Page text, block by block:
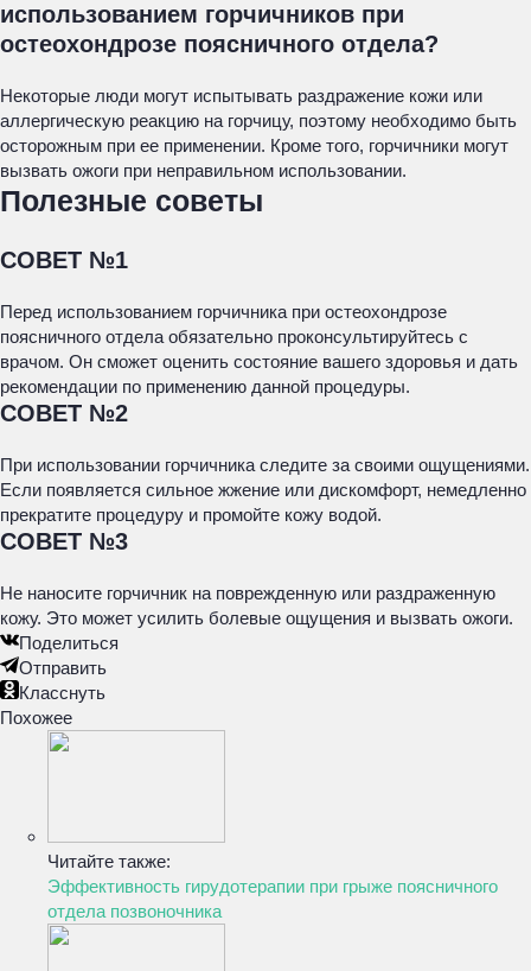
использованием горчичников при
остеохондрозе поясничного отдела?
Некоторые люди могут испытывать раздражение кожи или
аллергическую реакцию на горчицу, поэтому необходимо быть
осторожным при ее применении. Кроме того, горчичники могут
вызвать ожоги при неправильном использовании.
Полезные советы
СОВЕТ №1
Перед использованием горчичника при остеохондрозе
поясничного отдела обязательно проконсультируйтесь с
врачом. Он сможет оценить состояние вашего здоровья и дать
рекомендации по применению данной процедуры.
СОВЕТ №2
При использовании горчичника следите за своими ощущениями.
Если появляется сильное жжение или дискомфорт, немедленно
прекратите процедуру и промойте кожу водой.
СОВЕТ №3
Не наносите горчичник на поврежденную или раздраженную
кожу. Это может усилить болевые ощущения и вызвать ожоги.
Поделиться
Отправить
Класснуть
Похожее
Читайте также:
Эффективность гирудотерапии при грыже поясничного
отдела позвоночника